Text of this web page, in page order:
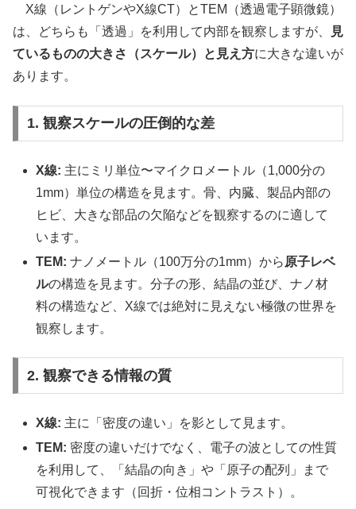
X線（レントゲンやX線CT）とTEM（透過電子顕微鏡）
は、どちらも「透過」を利用して内部を観察しますが、
見
ているものの大きさ（スケール）と見え方に大きな違いが
あります。
1. 観察スケールの圧倒的な差
X線: 主にミリ単位〜マイクロメートル（1,000分の
1mm）単位の構造を見ます。骨、内臓、製品内部の
ヒビ、大きな部品の欠陥などを観察するのに適して
います。
TEM: ナノメートル（100万分の1mm）から 原子レベ
ルの構造を見ます。分子の形、結晶の並び、ナノ材
料の構造など、X線では絶対に見えない極微の世界を
観察します。
2. 観察できる情報の質
X線: 主に「密度の違い」を影として見ます。
TEM: 密度の違いだけでなく、電子の波としての性質
を利用して、「結晶の向き」や「原子の配列」まで
可視化できます（回折・位相コントラスト）。